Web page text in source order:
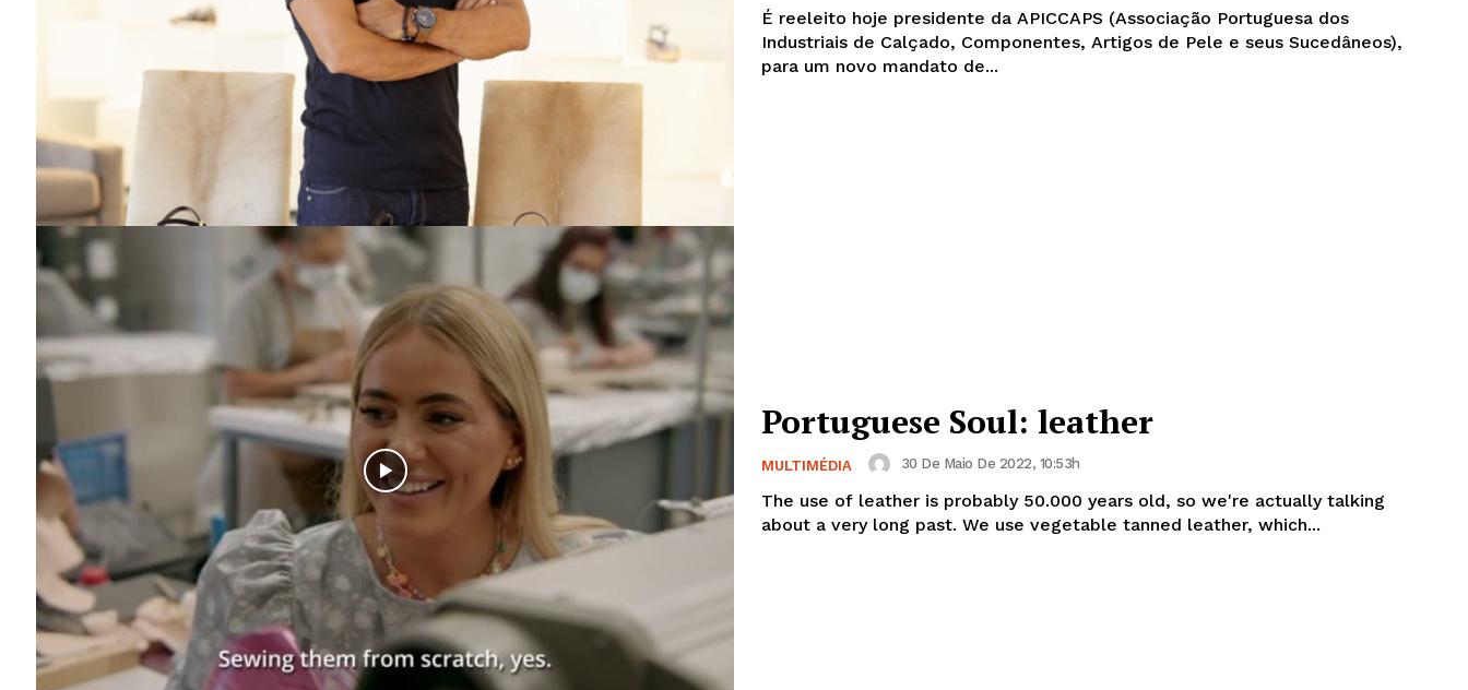
Guimarães, agora!
SUBSCREVA JÁ!
Institucional
Artigos
Edição Digital
Quero ser Assinante
É reeleito hoje presidente da APICCAPS (Associação Portuguesa dos
Industriais de Calçado, Componentes, Artigos de Pele e seus Sucedâneos),
para um novo mandato de...
Portuguese Soul: leather
MULTIMÉDIA 30 De Maio De 2022, 10:53h
The use of leather is probably 50.000 years old, so we're actually talking
about a very long past. We use vegetable tanned leather, which...